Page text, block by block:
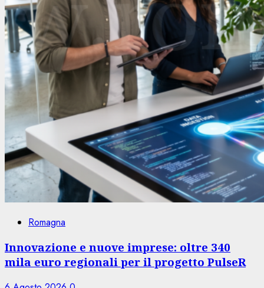
Romagna
Innovazione e nuove imprese: oltre 340
mila euro regionali per il progetto PulseR